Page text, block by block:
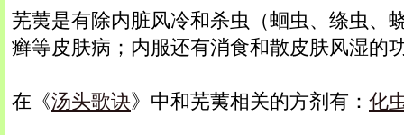
芜荑是有除内脏风冷和杀虫（蛔虫、绦虫、
癣等皮肤病；内服还有消食和散皮肤风湿的
在《汤头歌诀》中和芜荑相关的方剂有： 化